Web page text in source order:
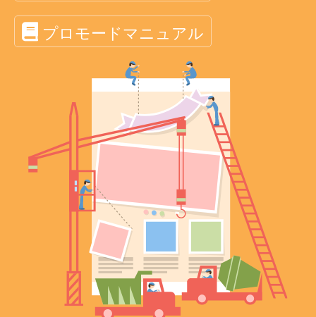
プロモードマニュアル